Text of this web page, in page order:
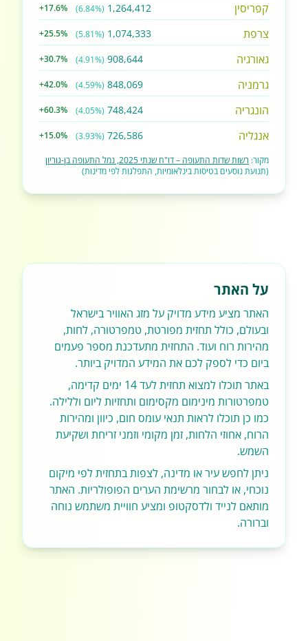
קפריסין 1,264,412
(6.84%)
+17.6%
צרפת 1,074,333
(5.81%)
+25.5%
גאורגיה 908,644
(4.91%)
+30.7%
גרמניה 848,069
(4.59%)
+42.0%
הונגריה 748,424
(4.05%)
+60.3%
אנגליה 726,586
(3.93%)
+15.0%
מקור: רשות שדות התעופה – דו"ח שנתי 2025, נמל התעופה בן-גוריון
(תנועת נוסעים בטיסות בינלאומיות, התפלגות לפי מדינות)
על האתר
האתר מציע מידע מדויק על מזג האוויר בישראל
ובעולם, כולל תחזית מפורטת, טמפרטורה, לחות,
מהירות רוח ועוד. התחזית מתעדכנת מספר פעמים
ביום כדי לספק לכם את המידע המדויק ביותר.
באתר תוכלו למצוא תחזית לעד 14 ימים קדימה,
טמפרטורות מינימום מקסימום ותחזיות ליום וללילה.
כמו כן תוכלו לראות תנאי עומס חום, כיוון ומהירות
הרוח, אחוזי הלחות, זמן מקומי וזמני זריחת ושקיעת
השמש.
ניתן לחפש עיר או מדינה, לצפות בתחזית לפי מיקום
נוכחי, או לבחור מרשימת הערים הפופולריות. האתר
מותאם לנייד ולדסקטופ ומציע חוויית משתמש נוחה
וברורה.